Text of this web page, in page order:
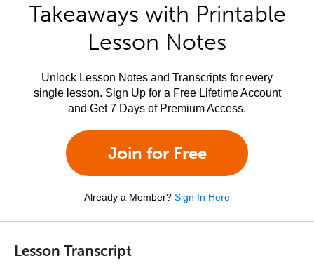
Takeaways with Printable
Lesson Notes
Unlock Lesson Notes and Transcripts for every
single lesson. Sign Up for a Free Lifetime Account
and Get 7 Days of Premium Access.
Join for Free
Already a Member? Sign In Here
Lesson Transcript